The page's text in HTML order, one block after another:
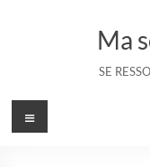
Ma
SE
Menu